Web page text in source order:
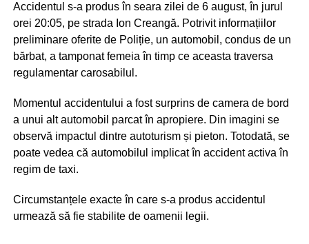
Accidentul s-a produs în seara zilei de 6 august, în jurul
orei 20:05, pe strada Ion Creangă. Potrivit informațiilor
preliminare oferite de Poliție, un automobil, condus de un
bărbat, a tamponat femeia în timp ce aceasta traversa
regulamentar carosabilul.
Momentul accidentului a fost surprins de camera de bord
a unui alt automobil parcat în apropiere. Din imagini se
observă impactul dintre autoturism și pieton. Totodată, se
poate vedea că automobilul implicat în accident activa în
regim de taxi.
Circumstanțele exacte în care s-a produs accidentul
urmează să fie stabilite de oamenii legii.